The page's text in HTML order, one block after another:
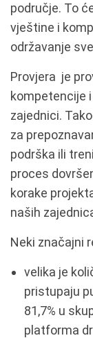
područje. To
vještine i
održavanje
Provjera je
kompetencije
zajednici.
za
podrška ili
proces
korake
naših
Neki značajni
velika je
pristupaju
81,7% u
platforma